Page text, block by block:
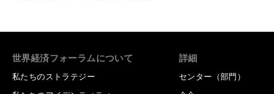
世界経済フォーラムについて
私たちのストラテジー
詳細
センター（部門）